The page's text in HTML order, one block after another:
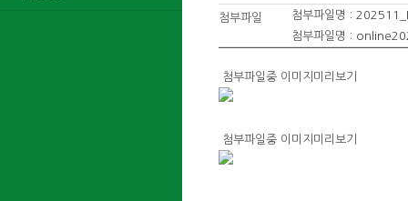
첨부파일 첨부파일명 :
첨부파일명 :
첨부파일중 이미지미리보기
첨부파일중 이미지미리보기